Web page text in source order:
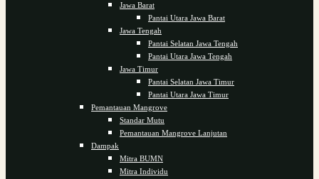
Jawa Barat
Pantai Utara Jawa Barat
Jawa Tengah
Pantai Selatan Jawa Tengah
Pantai Utara Jawa Tengah
Jawa Timur
Pantai Selatan Jawa Timur
Pantai Utara Jawa Timur
Pemantauan Mangrove
Standar Mutu
Pemantauan Mangrove Lanjutan
Dampak
Mitra BUMN
Mitra Individu